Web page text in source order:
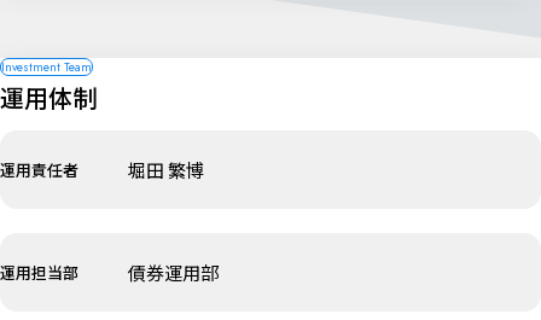
運用体制
運用責任者 堀田 繁博
運用担当部 債券運用部